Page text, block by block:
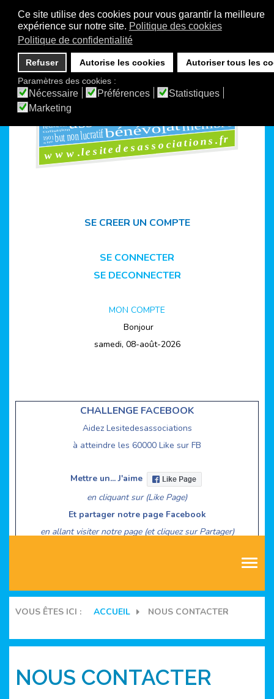
Ce site utilise des cookies pour vous garantir la meilleure
expérience sur notre site. Politique des cookies
Politique de confidentialité
Refuser Autorise les cookies
Autoriser tous les
Paramètres des cookies :
Nécessaire Préférences
Statistiques
Marketing
foru ms
vie associative
but non lucratif
1901
assemblée
site
cotisation bénévo at
l
www.lesitedesassociations.fr
SE CREER UN COMPTE
SE CONNECTER
SE DECONNECTER
MON COMPTE
Bonjour
samedi, 08-août-2026
CHALLENGE FACEBOOK
Aidez Lesitedesassociations
à atteindre les 60000 Like sur FB
Mettre un... J'aime
en cliquant sur (Like Page)
Et partager notre page Facebook
en allant visiter notre page (et cliquez sur Partager)
ASSOCIATIONS
COMMUNAUTES
BLOGS
VOUS ÊTES ICI : ACCUEIL NOUS CONTACTER
NOUS CONTACTER